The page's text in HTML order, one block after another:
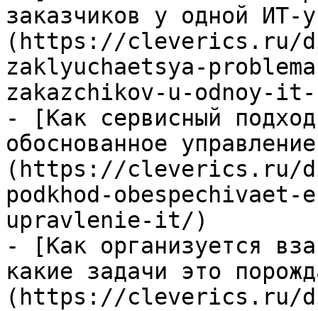
заказчиков у одной ИТ-
(https://cleverics.ru/
zaklyuchaetsya-
zakazchikov-u-odnoy-
- [Как сервисный подход
обоснованное
(https://cleverics.ru/
podkhod-obespechivaet-
upravlenie-it/)
- [Как организуется
какие задачи это
(https://cleverics.ru/